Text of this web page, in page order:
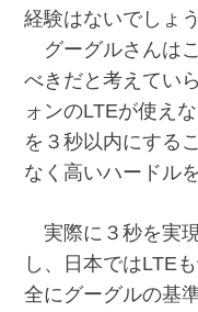
経験はないでしょ
グーグルさんは
べきだと考えてい
ォンのLTEが使え
を３秒以内にする
なく高いハードル
実際に３秒を実
し、日本ではLTE
全にグーグルの基